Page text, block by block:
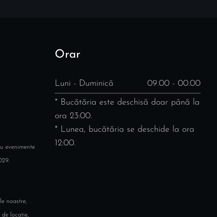
evenimente
noastre,
locație,
Orar
Luni - Duminică 09.00 - 00.00
* Bucătăria este deschisă doar până la
ora 23:00.
* Lunea, bucătăria se deschide la ora
12:00.